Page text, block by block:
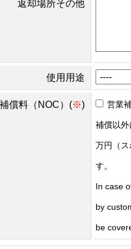
返却場所その他
使用用途
償料（NOC）(※) 営業
補償以
万円（
す。
In case
by
be